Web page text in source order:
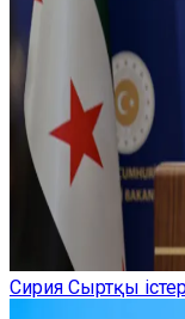
Сирия Сыртқы